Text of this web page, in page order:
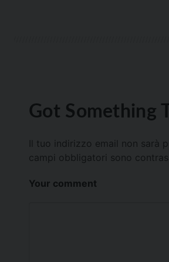
Got Something
Il tuo indirizzo email non sarà
campi obbligatori sono
Your comment